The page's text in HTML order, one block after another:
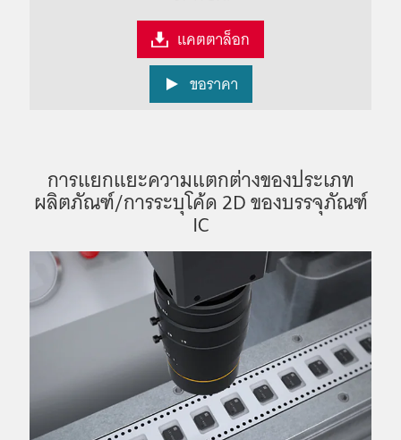
แคตตาล็อก
ขอราคา
การแยกแยะความแตกต่างของประเภท
ผลิตภัณฑ์/การระบุโค้ด 2D ของบรรจุภัณฑ์
IC